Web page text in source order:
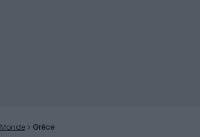
Monde Grèce